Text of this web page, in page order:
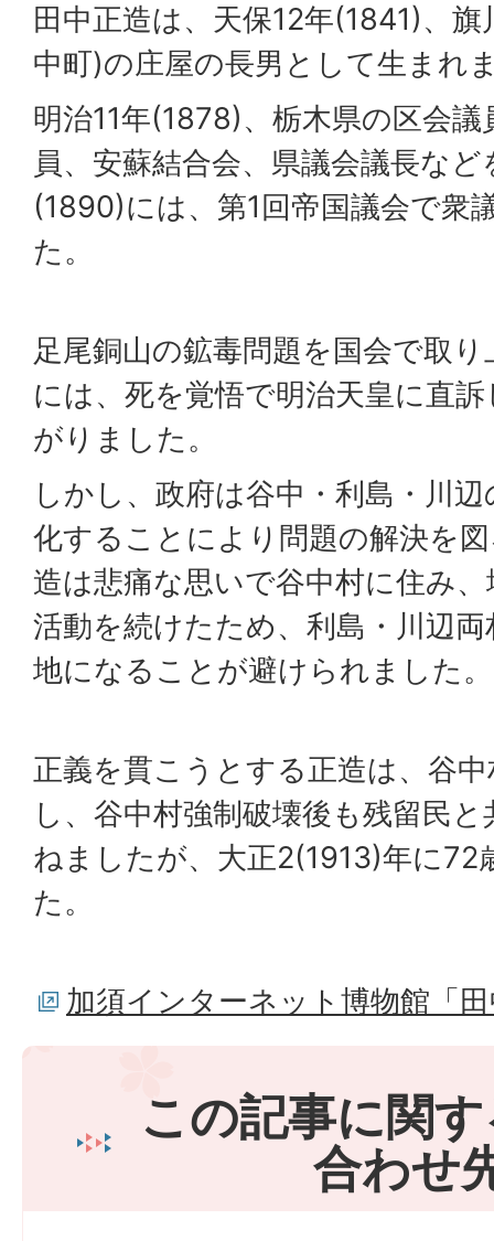
田中正造は、天保12年(1841)、
中町)の庄屋の長男として生まれ
明治11年(1878)、栃木県の区会
員、安蘇結合会、県議会議長な
(1890)には、第1回帝国議会で衆
た。
足尾銅山の鉱毒問題を国会で取
には、死を覚悟で明治天皇に直
がりました。
しかし、政府は谷中・利島・川
化することにより問題の解決を
造は悲痛な思いで谷中村に住み
活動を続けたため、利島・川辺
地になることが避けられました。
正義を貫こうとする正造は、谷
し、谷中村強制破壊後も残留民
ねましたが、大正2(1913)年に72
た。
加須インターネット博物館「
この記事に関
合わせ